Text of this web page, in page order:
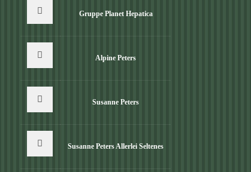
Gruppe Planet Hepatica
Alpine Peters
Susanne Peters
Susanne Peters Allerlei Seltenes